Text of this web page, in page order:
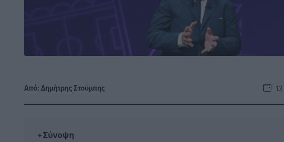
Από:Δημήτρης Στούμπης
✦Σύνοψη